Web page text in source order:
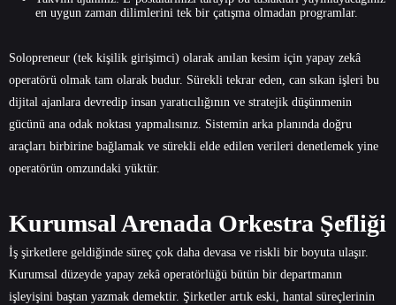
en uygun zaman dilimlerini tek bir çatışma olmadan programlar.
Solopreneur (tek kişilik girişimci) olarak anılan kesim için yapay zekâ
operatörü olmak tam olarak budur. Sürekli tekrar eden, can sıkan işleri bu
dijital ajanlara devredip insan yaratıcılığının ve stratejik düşünmenin
gücünü ana odak noktası yapmalısınız. Sistemin arka planında doğru
araçları birbirine bağlamak ve sürekli elde edilen verileri denetlemek yine
operatörün omzundaki yüktür.
Kurumsal Arenada Orkestra Şefliği
İş şirketlere geldiğinde süreç çok daha devasa ve riskli bir boyuta ulaşır.
Kurumsal düzeyde yapay zekâ operatörlüğü bütün bir departmanın
işleyişini baştan yazmak demektir. Şirketler artık eski, hantal süreçlerinin